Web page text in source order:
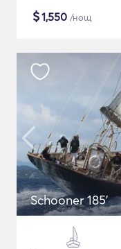
$1,550 /нощ
Schooner 185'